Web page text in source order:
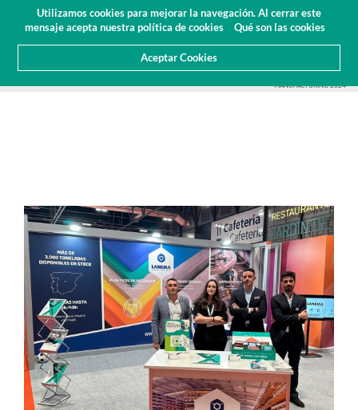
Utilizamos cookies para mejorar la navegación. Al cerrar este
mensaje acepta nuestra política de cookies
Qué son las cookies
Aceptar Cookies
Área Cliente
Presupuesto(0)
MANUFACTURING 2024